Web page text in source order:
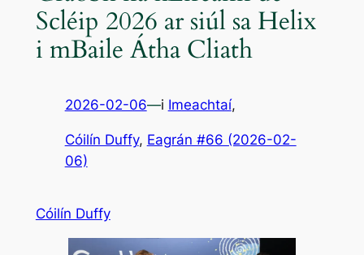
Scléip 2026 ar siúl sa Helix
i mBaile Átha Cliath
2026-02-06—i Imeachtaí,
Cóilín Duffy, Eagrán #66 (2026-02-
06)
Cóilín Duffy